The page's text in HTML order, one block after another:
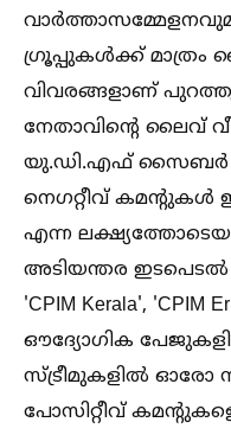
ഗ്രൂപ്പുകള്‍ക്ക് മാത്രം
വിവരങ്ങളാണ്
നേതാവിന്റെ ലൈവ്
യു.ഡി.എഫ് സൈബര്‍
നെഗറ്റീവ് കമന്റുകള്‍
എന്ന
അടിയന്തര ഇടപെടല്‍
'CPIM Kerala', 'CPIM
ഔദ്യോഗിക
സ്ട്രീമുകളില്‍
പോസിറ്റീവ്